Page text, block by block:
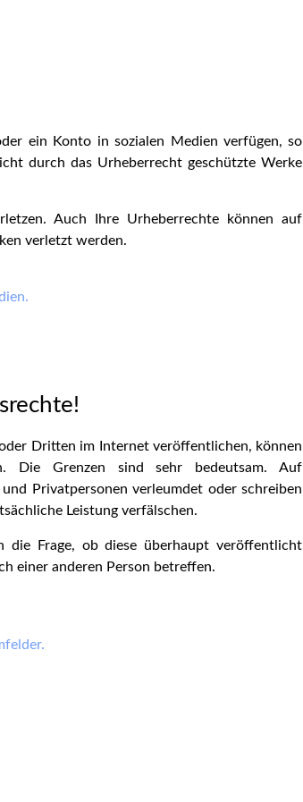
ein Konto in sozialen Medien verfügen, so
durch das Urheberrecht geschützte Werke
Auch Ihre Urheberrechte können auf
verletzt werden.
Dritten im Internet veröffentlichen, können
Die Grenzen sind sehr bedeutsam. Auf
Privatpersonen verleumdet oder schreiben
Leistung verfälschen.
die Frage, ob diese überhaupt veröffentlicht
einer anderen Person betreffen.